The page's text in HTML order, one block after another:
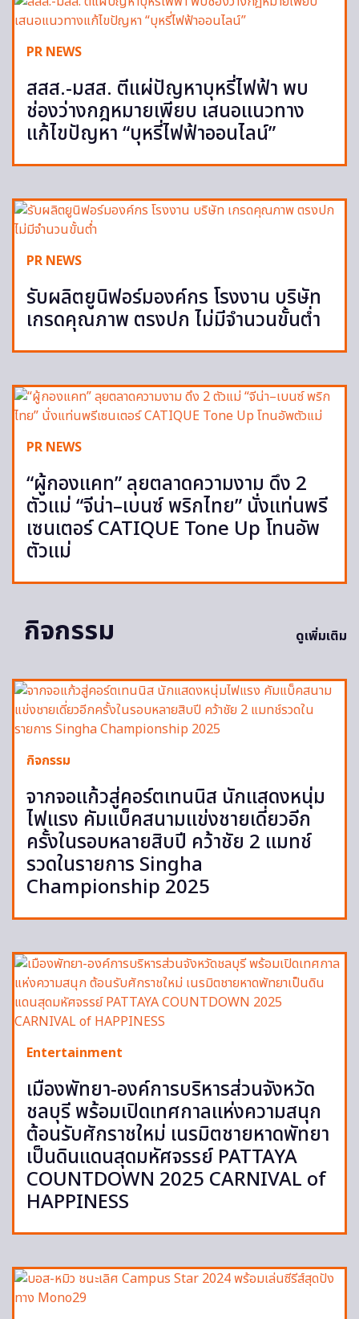
PR NEWS
สสส.-มสส. ตีแผ่ปัญหาบุหรี่ไฟฟ้า พบ
ช่องว่างกฎหมายเพียบ เสนอแนวทาง
แก้ไขปัญหา “บุหรี่ไฟฟ้าออนไลน์”
PR NEWS
รับผลิตยูนิฟอร์มองค์กร โรงงาน บริษัท
เกรดคุณภาพ ตรงปก ไม่มีจำนวนขั้นต่ำ
PR NEWS
“ผู้กองแคท” ลุยตลาดความงาม ดึง 2
ตัวแม่ “จีน่า–เบนซ์ พริกไทย” นั่งแท่นพรี
เซนเตอร์ CATIQUE Tone Up โทนอัพ
ตัวแม่
กิจกรรม ดูเพิ่มเติม
กิจกรรม
จากจอแก้วสู่คอร์ตเทนนิส นักแสดงหนุ่ม
ไฟแรง คัมแบ็คสนามแข่งชายเดี่ยวอีก
ครั้งในรอบหลายสิบปี คว้าชัย 2 แมทช์
รวดในรายการ Singha
Championship 2025
Entertainment
เมืองพัทยา-องค์การบริหารส่วนจังหวัด
ชลบุรี พร้อมเปิดเทศกาลแห่งความสนุก
ต้อนรับศักราชใหม่ เนรมิตชายหาดพัทยา
เป็นดินแดนสุดมหัศจรรย์ PATTAYA
COUNTDOWN 2025 CARNIVAL of
HAPPINESS